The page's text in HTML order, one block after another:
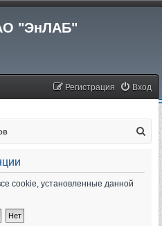
"ЭнЛАБ"
Вход
Регистрация
cookie, установленные данной